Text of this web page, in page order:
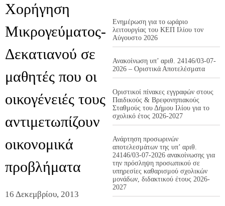
Χορήγηση
Μικρογεύματος-
Δεκατιανού σε
μαθητές που οι
οικογένειές τους
αντιμετωπίζουν
οικονομικά
προβλήματα
16 Δεκεμβρίου, 2013
Ενημέρωση για το ωράριο
λειτουργίας του ΚΕΠ Ιλίου τον
Αύγουστο 2026
Ανακοίνωση υπ’ αριθ. 24146/03-07-
2026 – Οριστικά Αποτελέσματα
Οριστικοί πίνακες εγγραφών στους
Παιδικούς & Βρεφονηπιακούς
Σταθμούς του Δήμου Ιλίου για το
σχολικό έτος 2026-2027
Ανάρτηση προσωρινών
αποτελεσμάτων της υπ’ αριθ.
24146/03-07-2026 ανακοίνωσης για
την πρόσληψη προσωπικού σε
υπηρεσίες καθαρισμού σχολικών
μονάδων, διδακτικού έτους 2026-
2027